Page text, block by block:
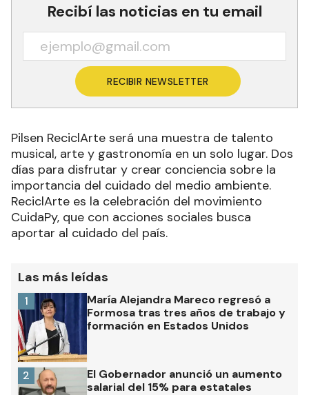
Recibí las noticias en tu email
RECIBIR NEWSLETTER
Pilsen ReciclArte será una muestra de talento
musical, arte y gastronomía en un solo lugar. Dos
días para disfrutar y crear conciencia sobre la
importancia del cuidado del medio ambiente.
ReciclArte es la celebración del movimiento
CuidaPy, que con acciones sociales busca
aportar al cuidado del país.
Las más leídas
María Alejandra Mareco regresó a
Formosa tras tres años de trabajo y
formación en Estados Unidos
1
El Gobernador anunció un aumento
salarial del 15% para estatales
2